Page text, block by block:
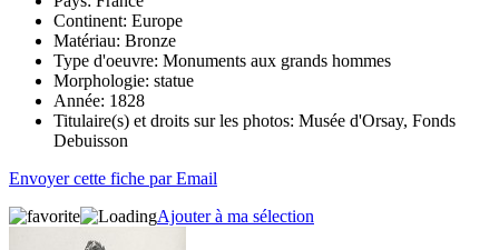
Continent: Europe
Matériau: Bronze
Type d'oeuvre: Monuments aux grands hommes
Morphologie: statue
Année: 1828
Titulaire(s) et droits sur les photos: Musée d'Orsay, Fonds
Debuisson
Envoyer cette fiche par Email
Ajouter à ma sélection